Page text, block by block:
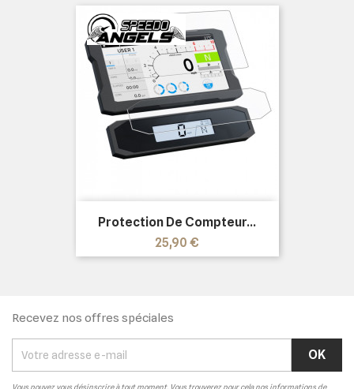
Protection De Compteur...
Prix
25,90 €
Recevez nos offres spéciales
Vous pouvez vous désinscrire à tout moment. Vous trouverez pour cela nos informations de